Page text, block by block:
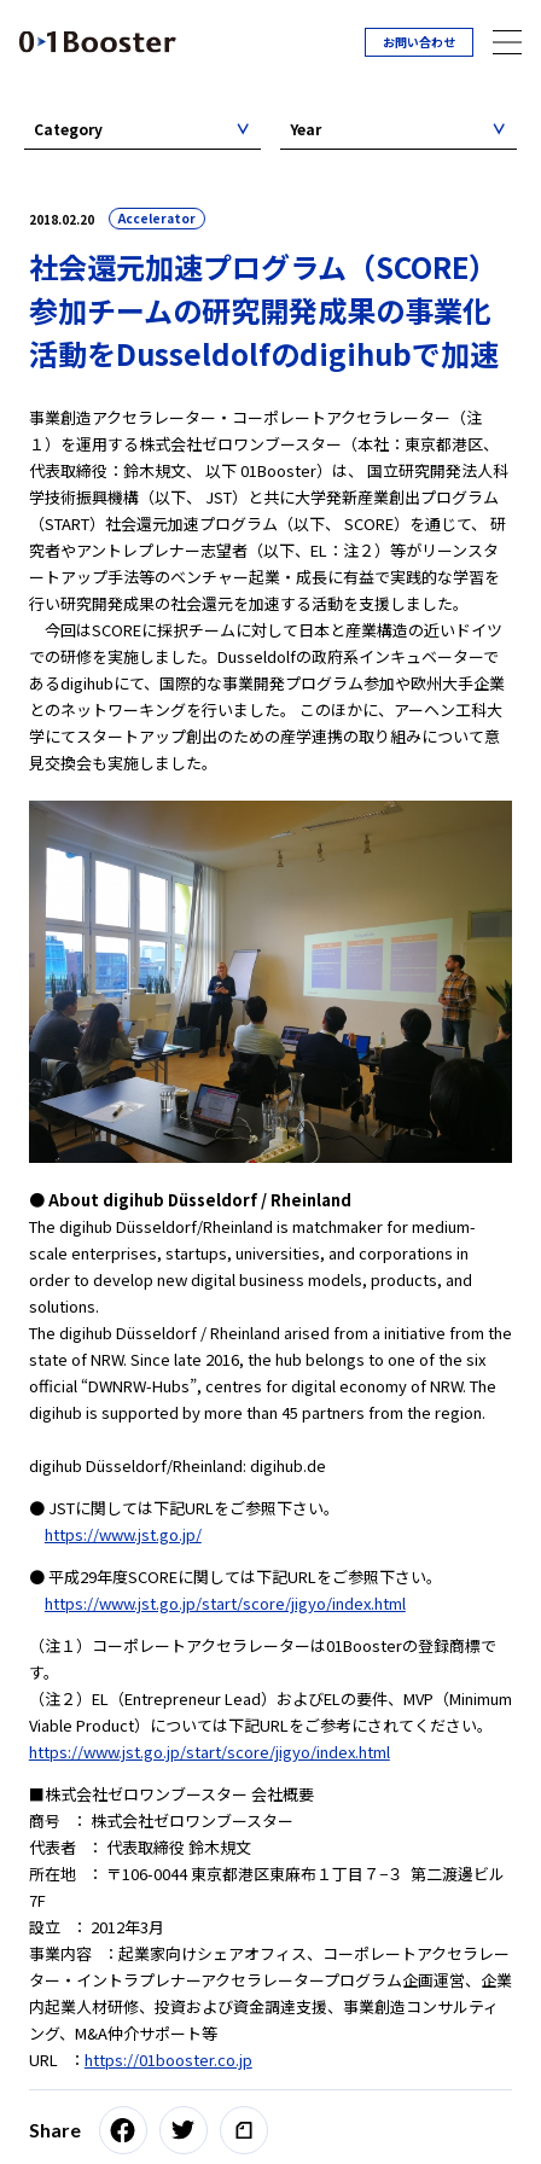
お問い合わせ
2018.02.20 Accelerator
社会還元加速プログラム（SCORE）
参加チームの研究開発成果の事業化
活動をDusseldolfのdigihubで加速
事業創造アクセラレーター・コーポレートアクセラレーター（注
１）を運用する株式会社ゼロワンブースター（本社：東京都港区、
代表取締役：鈴木規文、 以下 01Booster）は、 国立研究開発法人科
学技術振興機構（以下、 JST）と共に大学発新産業創出プログラム
（START）社会還元加速プログラム（以下、 SCORE）を通じて、 研
究者やアントレプレナー志望者（以下、EL：注２）等がリーンスタ
ートアップ手法等のベンチャー起業・成長に有益で実践的な学習を
行い研究開発成果の社会還元を加速する活動を支援しました。
今回はSCOREに採択チームに対して日本と産業構造の近いドイツ
での研修を実施しました。Dusseldolfの政府系インキュベーターで
あるdigihubにて、国際的な事業開発プログラム参加や欧州大手企業
とのネットワーキングを行いました。 このほかに、アーヘン工科大
学にてスタートアップ創出のための産学連携の取り組みについて意
見交換会も実施しました。
● About digihub Düsseldorf / Rheinland
The digihub Düsseldorf/Rheinland is matchmaker for medium-
scale enterprises, startups, universities, and corporations in
order to develop new digital business models, products, and
solutions.
The digihub Düsseldorf / Rheinland arised from a initiative from the
state of NRW. Since late 2016, the hub belongs to one of the six
official “DWNRW-Hubs”, centres for digital economy of NRW. The
digihub is supported by more than 45 partners from the region.
digihub Düsseldorf/Rheinland: digihub.de
● JSTに関しては下記URLをご参照下さい。
https://www.jst.go.jp/
● 平成29年度SCOREに関しては下記URLをご参照下さい。
https://www.jst.go.jp/start/score/jigyo/index.html
（注１）コーポレートアクセラレーターは01Boosterの登録商標で
す。
（注２）EL（Entrepreneur Lead）およびELの要件、MVP（Minimum
Viable Product）については下記URLをご参考にされてください。
https://www.jst.go.jp/start/score/jigyo/index.html
■株式会社ゼロワンブースター 会社概要
商号 ： 株式会社ゼロワンブースター
代表者 ： 代表取締役 鈴木規文
所在地 ： 〒106-0044 東京都港区東麻布１丁目７−３ 第二渡邊ビル
7F
設立 ： 2012年3月
事業内容 ：起業家向けシェアオフィス、コーポレートアクセラレー
ター・イントラプレナーアクセラレータープログラム企画運営、企業
内起業人材研修、投資および資金調達支援、事業創造コンサルティ
ング、M&A仲介サポート等
URL ： https://01booster.co.jp
Share
Category Year